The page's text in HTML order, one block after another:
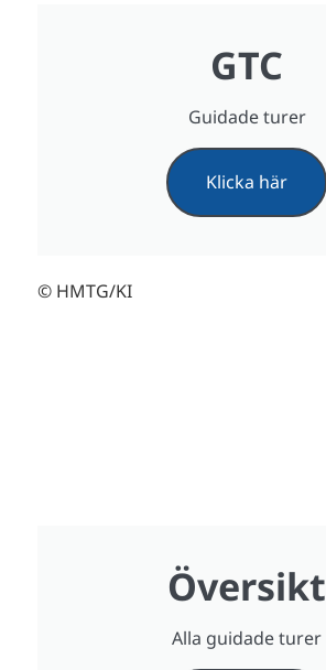
GTC
Guidade turer
Klicka här
© HMTG/KI
Översikt
Alla guidade turer